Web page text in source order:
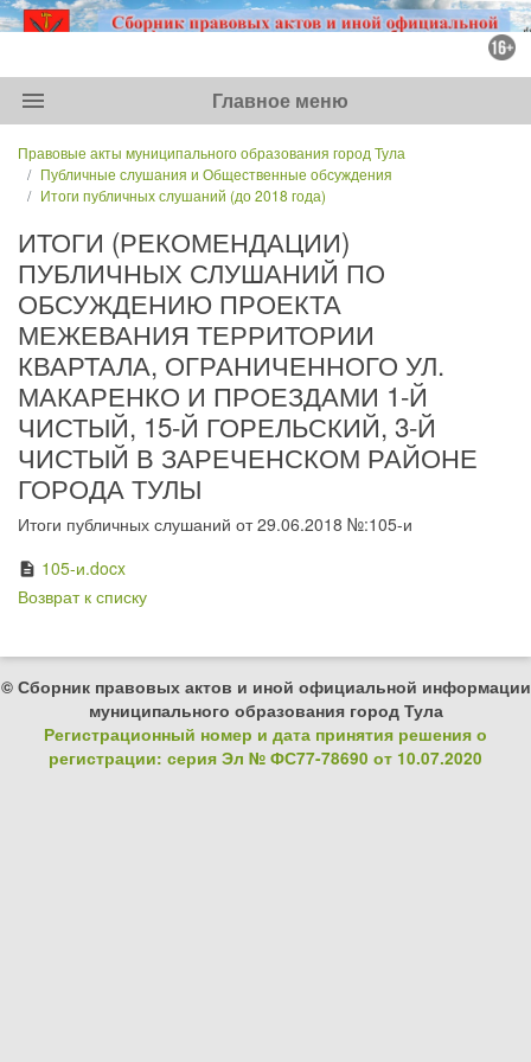
menu Главное меню
Правовые акты муниципального образования город Тула
Публичные слушания и Общественные обсуждения
Итоги публичных слушаний (до 2018 года)
ИТОГИ (РЕКОМЕНДАЦИИ)
ПУБЛИЧНЫХ СЛУШАНИЙ ПО
ОБСУЖДЕНИЮ ПРОЕКТА
МЕЖЕВАНИЯ ТЕРРИТОРИИ
КВАРТАЛА, ОГРАНИЧЕННОГО УЛ.
МАКАРЕНКО И ПРОЕЗДАМИ 1-Й
ЧИСТЫЙ, 15-Й ГОРЕЛЬСКИЙ, 3-Й
ЧИСТЫЙ В ЗАРЕЧЕНСКОМ РАЙОНЕ
ГОРОДА ТУЛЫ
Итоги публичных слушаний от 29.06.2018 №:105-и
description 105-и.docx
Возврат к списку
© Сборник правовых актов и иной официальной информации
муниципального образования город Тула
Регистрационный номер и дата принятия решения о
регистрации: серия Эл № ФС77-78690 от 10.07.2020